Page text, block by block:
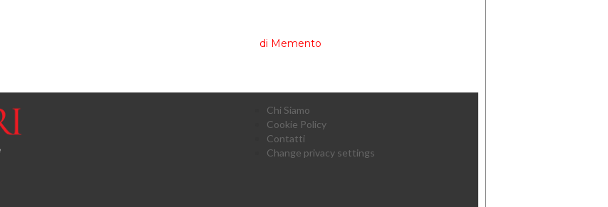
Chi Siamo
Cookie Policy
Contatti
Change privacy settings